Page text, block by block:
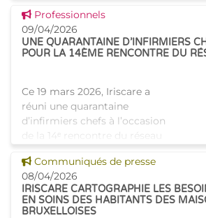
des résidents ainsi que la
qualité des s
Voir cette news
Professionnels
09/04/2026
UNE QUARANTAINE D’INFIRMIERS
POUR LA 14ÈME RENCONTRE DU
Ce 19 mars 2026, Iriscare a
réuni une quarantaine
d’infirmiers chefs à l’occasion
de la 14ᵉ rencontre du réseau
maisons de repos et des
maisons de repos et de soins
Voir cette news
Communiqués de presse
08/04/2026
IRISCARE CARTOGRAPHIE LES
EN SOINS DES HABITANTS DES
BRUXELLOISES